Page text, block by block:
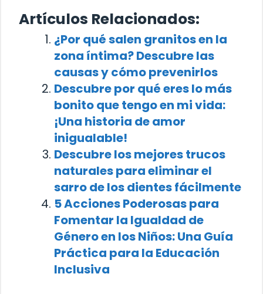
Artículos Relacionados:
¿Por qué salen granitos en la
zona íntima? Descubre las
causas y cómo prevenirlos
Descubre por qué eres lo más
bonito que tengo en mi vida:
¡Una historia de amor
inigualable!
Descubre los mejores trucos
naturales para eliminar el
sarro de los dientes fácilmente
5 Acciones Poderosas para
Fomentar la Igualdad de
Género en los Niños: Una Guía
Práctica para la Educación
Inclusiva